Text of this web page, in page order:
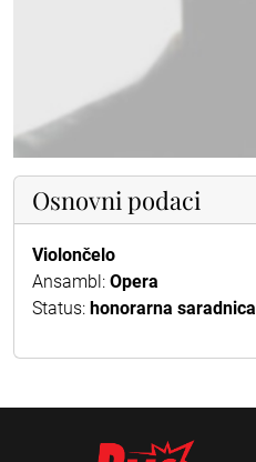
Osnovni podaci
Violončelo
Ansambl: Opera
Status: honorarna saradnica